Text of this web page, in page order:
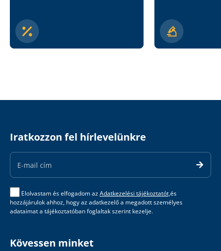
Iratkozzon fel hírlevelünkre
Email
Address
Elolvastam és elfogadom azAdatkezelési tájékoztatót,és
hozzájárulok ahhoz, hogy az adatkezelő a megadott személyes
adataimat a tájékoztatóban foglaltak szerint kezelje.
Kövessen minket